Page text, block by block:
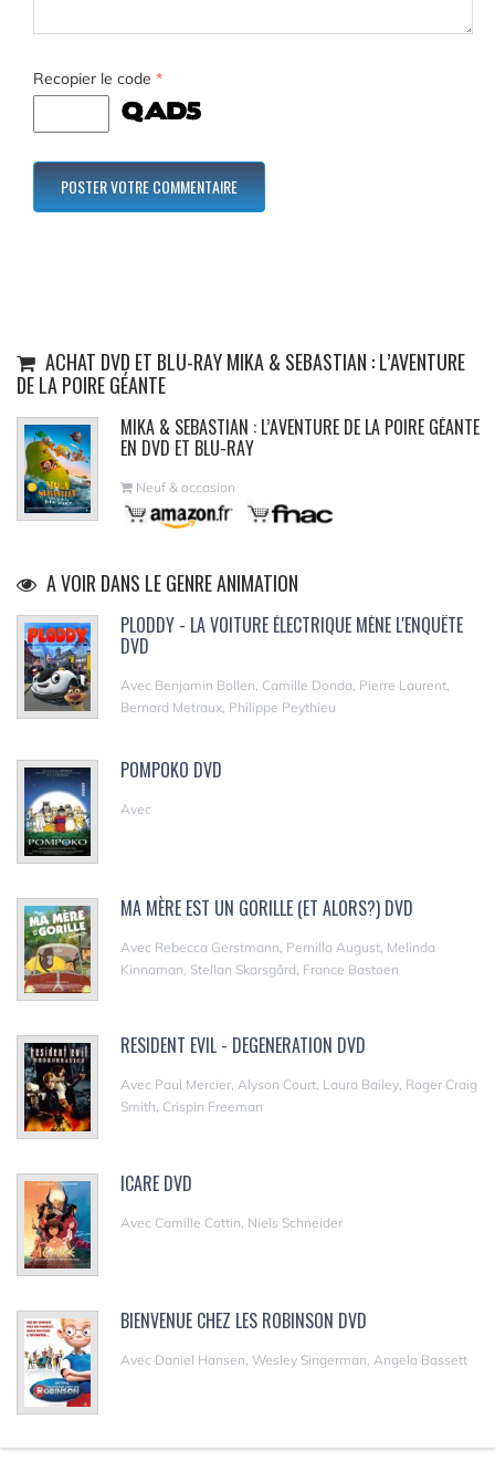
Recopier le code *
ACHAT DVD ET BLU-RAY MIKA & SEBASTIAN : L’AVENTURE
DE LA POIRE GÉANTE
MIKA & SEBASTIAN : L’AVENTURE DE LA POIRE GÉANTE
EN DVD ET BLU-RAY
Neuf & occasion
A VOIR DANS LE GENRE ANIMATION
PLODDY - LA VOITURE ÉLECTRIQUE MÈNE L'ENQUÊTE
DVD
Avec Benjamin Bollen, Camille Donda, Pierre Laurent,
Bernard Metraux, Philippe Peythieu
POMPOKO DVD
Avec
MA MÈRE EST UN GORILLE (ET ALORS?) DVD
Avec Rebecca Gerstmann, Pernilla August, Melinda
Kinnaman, Stellan Skarsgård, France Bastoen
RESIDENT EVIL - DEGENERATION DVD
Avec Paul Mercier, Alyson Court, Laura Bailey, Roger Craig
Smith, Crispin Freeman
ICARE DVD
Avec Camille Cottin, Niels Schneider
BIENVENUE CHEZ LES ROBINSON DVD
Avec Daniel Hansen, Wesley Singerman, Angela Bassett